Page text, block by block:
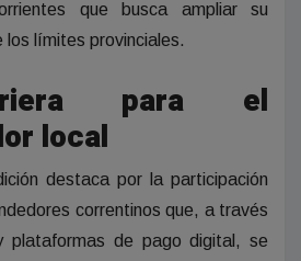
que busca ampliar su
los límites provinciales.
para el
local
destaca por la participación
correntinos que, a través
plataformas de pago digital, se